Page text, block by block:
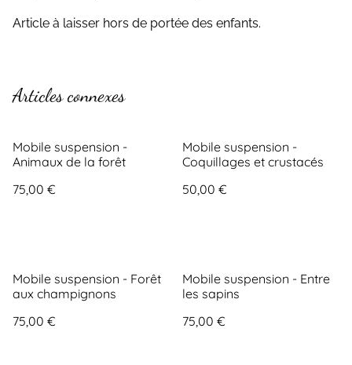
Article à laisser hors de portée des enfants.
Articles connexes
Mobile suspension -
Animaux de la forêt
75,00 €
Mobile suspension -
Coquillages et crustacés
50,00 €
Mobile suspension - Forêt
aux champignons
75,00 €
Mobile suspension - Entre
les sapins
75,00 €